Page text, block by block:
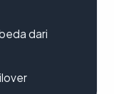
dari